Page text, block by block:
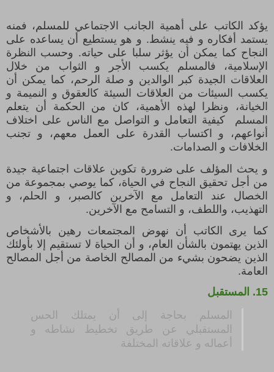
يؤكد الكاتب على أهمية الجانب الاجتماعي للمسلم، فمنه
يستمد أفكاره و فيه ينشط. و هو يستطيع أن يساعده على
النجاح كما يمكن أن يؤثر سلبا على حياته. وحسب النظرة
الإسلامية، فالمسلم يكسب الأجر و الثواب من خلال
العلاقات الجيدة كبر الوالدين و صلة الرحم، كما يمكن أن
يكسب السيئات من العلاقات السيئة كالعقوق و النميمة و
الخيانة، ونظرا لهذه الأهمية، كان من الحكمة أن يتعلم
المسلم كيفية التعامل و التواصل مع الناس على اختلاف
أنواعهم، و اكتساب القدرة على العمل معهم، و تجنب
الخلافات و الصدامات.
و يحث المؤلف على ضرورة تكوين علاقات اجتماعية جيدة
من أجل تحقيق النجاح في الحياة، كما يوصي بمجموعة من
الخصال عند التعامل مع الآخرين كالصبر، و الحلم، و
التهذيب، واللطف، و التسامح مع الآخرين.
كما يرى الكاتب أن نهوض المجتمعات رهين بالأشخاص
الذين يهتمون بالشأن العام، و أن الحياة لا تستقيم إلا بأولئك
الذين يضحون بشيء من المصالح الخاصة من أجل المصالح
العامة.
15.
المستقبل
المسلم بحاجة إلى أن يمتلك الحس
المستقبلي عن طريق تخطيط نشاطه و
أعماله و علاقاته المختلفة